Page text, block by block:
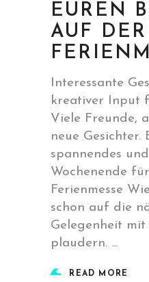
EUREN
AUF
Interessante
kreativer Input
Viele Freunde,
neue Gesichter.
spannendes
Wochenende
Ferienmesse
schon auf die
Gelegenheit mit
plaudern.
READ MORE